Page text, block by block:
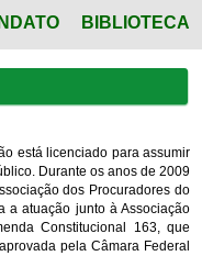
BIBLIOTECA
está licenciado para assumir
Durante os anos de 2009
dos Procuradores do
a atuação junto à Associação
Constitucional 163, que
pela Câmara Federal